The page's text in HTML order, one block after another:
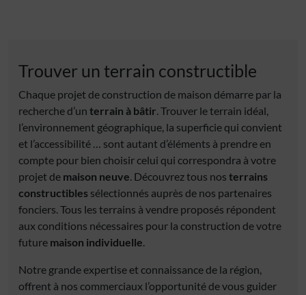
Trouver un terrain constructible
Chaque projet de construction de maison démarre par la
recherche d’un terrain à bâtir. Trouver le terrain idéal,
l’environnement géographique, la superficie qui convient
et l’accessibilité … sont autant d’éléments à prendre en
compte pour bien choisir celui qui correspondra à votre
projet de maison neuve. Découvrez tous nos terrains
constructibles sélectionnés auprès de nos partenaires
fonciers. Tous les terrains à vendre proposés répondent
aux conditions nécessaires pour la construction de votre
future maison individuelle.
Notre grande expertise et connaissance de la région,
offrent à nos commerciaux l’opportunité de vous guider